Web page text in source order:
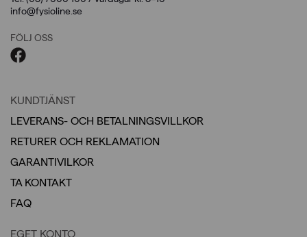
info@fysioline.se
FÖLJ OSS
KUNDTJÄNST
LEVERANS- OCH BETALNINGSVILLKOR
RETURER OCH REKLAMATION
GARANTIVILKOR
TA KONTAKT
FAQ
EGET KONTO